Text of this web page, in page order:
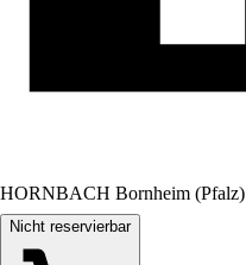
HORNBACH Bornheim (Pfalz)
Nicht reservierbar